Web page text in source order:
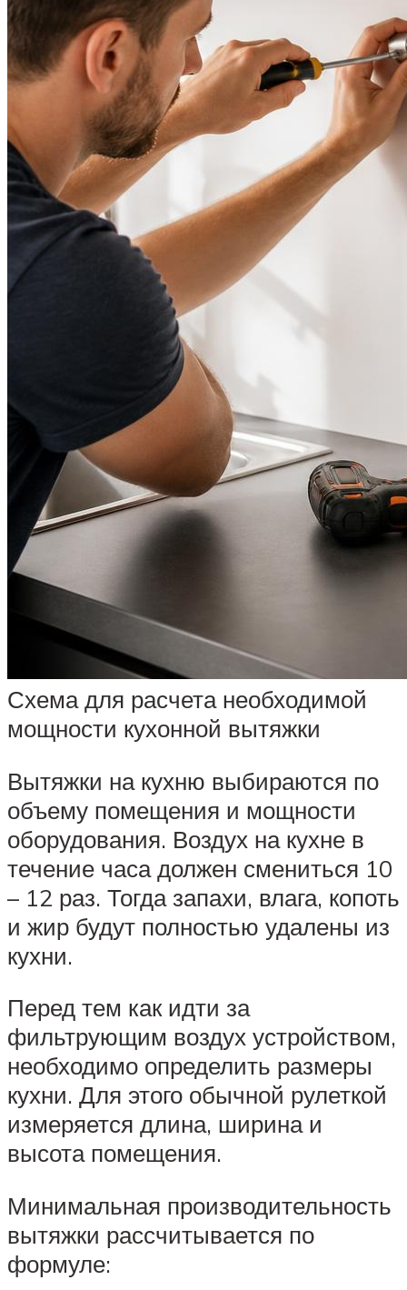
Схема для расчета необходимой
мощности кухонной вытяжки
Вытяжки на кухню выбираются по
объему помещения и мощности
оборудования. Воздух на кухне в
течение часа должен смениться 10
– 12 раз. Тогда запахи, влага, копоть
и жир будут полностью удалены из
кухни.
Перед тем как идти за
фильтрующим воздух устройством,
необходимо определить размеры
кухни. Для этого обычной рулеткой
измеряется длина, ширина и
высота помещения.
Минимальная производительность
вытяжки рассчитывается по
формуле: